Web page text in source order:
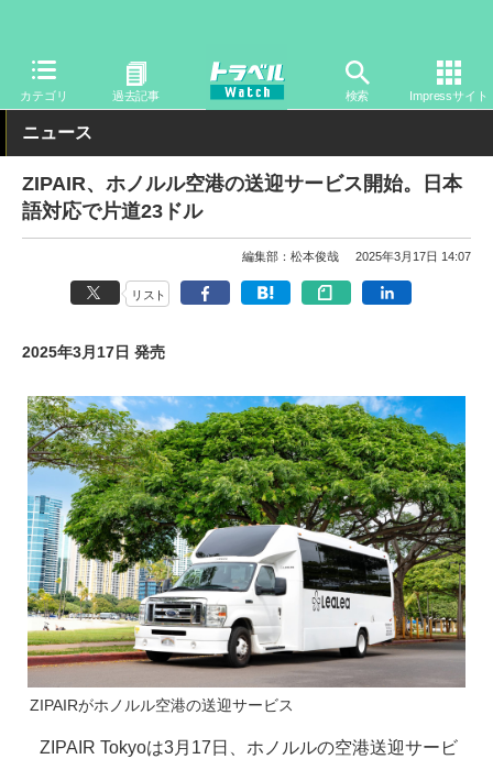
カテゴリ 過去記事 検索 Impressサイト
トラベル Watch 企業・政府・官庁 国内エアライン ZIPAIR
ニュース
ZIPAIR、ホノルル空港の送迎サービス開始。日本
語対応で片道23ドル
編集部：松本俊哉 2025年3月17日 14:07
リスト
2025年3月17日 発売
ZIPAIRがホノルル空港の送迎サービス
ZIPAIR Tokyoは3月17日、ホノルルの空港送迎サービ